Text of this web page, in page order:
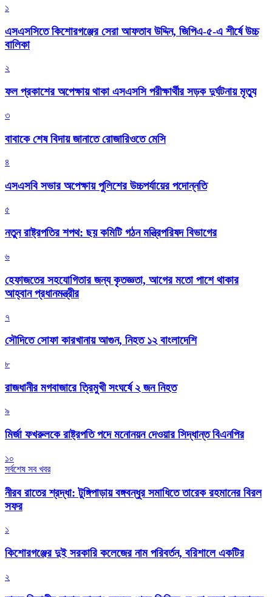
১
এসএসসিতে কিশোরগঞ্জের সেরা আফতাব উদ্দিন, জিপিএ-৫-এ শীর্ষে উচ্চ
বালিকা
২
ফল প্রকাশের অপেক্ষায় থাকা এসএসসি পরীক্ষার্থীর সড়ক দুর্ঘটনায় মৃত্যু
৩
বাবাকে শেষ বিদায় জানাতে রোজারিওতে মেসি
৪
এসএসবি সভার অপেক্ষায় পুলিশের উচ্চপর্যায়ের পদোন্নতি
৫
নতুন রাষ্ট্রপতির শপথ: ছয় কমিটি গঠন মন্ত্রিপরিষদ বিভাগের
৬
হেফাজতের সহযোগিতার জন্য কৃতজ্ঞতা, আগের মতো পাশে থাকার
আহ্বান প্রধানমন্ত্রীর
৭
সৌদিতে সোফা কারখানায় আগুন, নিহত ১২ বাংলাদেশি
৮
রাজধানীর মগবাজারে ত্রিমুখী সংঘর্ষে ২ জন নিহত
৯
মির্জা ফখরুলকে রাষ্ট্রপতি পদে মনোনয়ন দেওয়ার সিদ্ধান্ত বিএনপির
১০
সর্বশেষ সব খবর
নীরব রাতের শ্রদ্ধা: টুঙ্গিপাড়ায় বঙ্গবন্ধুর সমাধিতে তারেক রহমানের বিরল
সফর
১
কিশোরগঞ্জের দুই সরকারি কলেজের নাম পরিবর্তন, বরিশালে একটির
২